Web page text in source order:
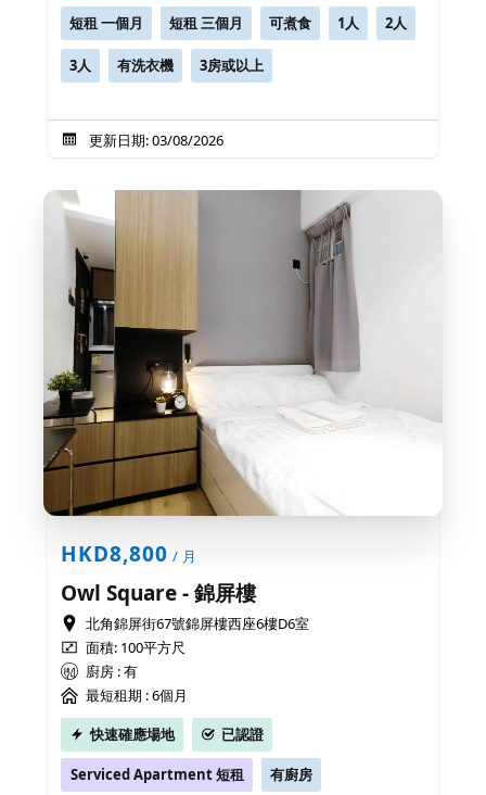
短租 一個月 短租 三個月 可煮食 1人 2人
3人 有洗衣機 3房或以上
更新日期: 03/08/2026
HKD8,800 / 月
Owl Square - 錦屏樓
北角錦屏街67號錦屏樓西座6樓D6室
面積: 100平方尺
廚房 : 有
最短租期 :6個月
快速確應場地
已認證
Serviced Apartment 短租 有廚房